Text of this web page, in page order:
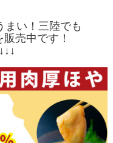
まい！三陸でも
売中です！